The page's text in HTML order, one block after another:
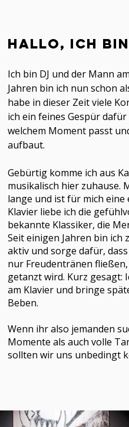
Hallo, ich
Ich bin DJ und der Mann
Jahren bin ich nun schon
habe in dieser Zeit viele
ich ein feines Gespür
welchem Moment passt
aufbaut.
Gebürtig komme ich aus
musikalisch hier zuhause.
lange und ist für mich eine
Klavier liebe ich die
bekannte Klassiker, die
Seit einigen Jahren bin ich
aktiv und sorge dafür,
nur Freudentränen
getanzt wird. Kurz gesagt:
am Klavier und bringe
Beben.
Wenn ihr also jemanden
Momente als auch volle
sollten wir uns unbedingt